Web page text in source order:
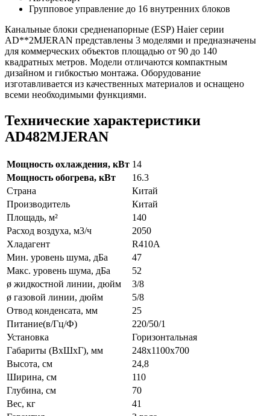
Групповое управление до 16 внутренних блоков
Канальные блоки средненапорные (ESP) Haier серии
AD**2MJERAN представлены 3 моделями и предназначены
для коммерческих объектов площадью от 90 до 140
квадратных метров. Модели отличаются компактным
дизайном и гибкостью монтажа. Оборудование
изготавливается из качественных материалов и оснащено
всеми необходимыми функциями.
Технические характеристики
AD482MJERAN
Мощность охлаждения, кВт 14
Мощность обогрева, кВт
16.3
Страна
Китай
Производитель
Китай
Площадь, м²
140
Расход воздуха, м3/ч
2050
Хладагент
R410A
Мин. уровень шума, дБа
47
Макс. уровень шума, дБа
52
ø жидкостной линии, дюйм
3/8
ø газовой линии, дюйм
5/8
Отвод конденсата, мм
25
Питание(в/Гц/Ф)
220/50/1
Установка
Горизонтальная
Габариты (ВxШxГ), мм
248х1100х700
Высота, см
24,8
Ширина, см
110
Глубина, см
70
Вес, кг
41